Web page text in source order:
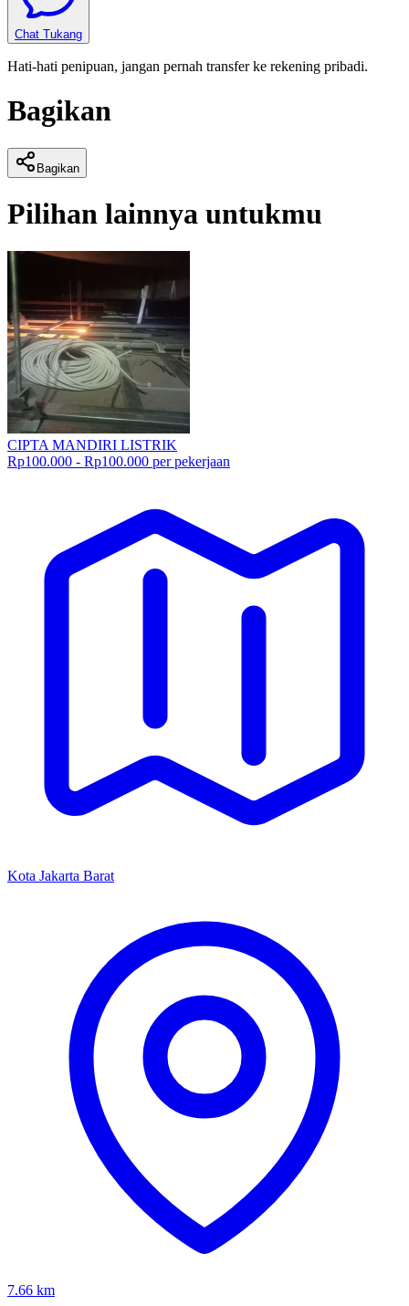
Chat Tukang
Hati-hati penipuan, jangan pernah transfer ke rekening pribadi.
Bagikan
Bagikan
Pilihan lainnya untukmu
CIPTA MANDIRI LISTRIK
Rp100.000 - Rp100.000 per pekerjaan
Kota Jakarta Barat
7.66 km